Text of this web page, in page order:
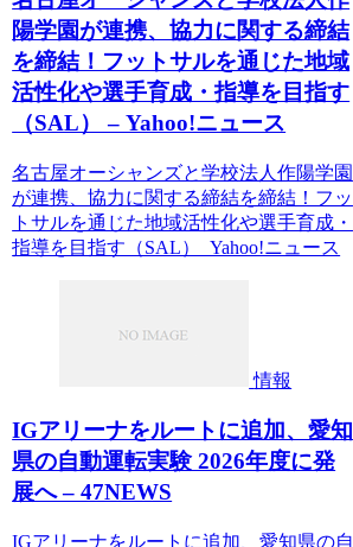
陽学園が連携、協力に関する締結
を締結！フットサルを通じた地域
活性化や選手育成・指導を目指す
（SAL） – Yahoo!ニュース
名古屋オーシャンズと学校法人作陽学園
が連携、協力に関する締結を締結！フッ
トサルを通じた地域活性化や選手育成・
指導を目指す（SAL） Yahoo!ニュース
情報
IGアリーナをルートに追加、愛知
県の自動運転実験 2026年度に発
展へ – 47NEWS
IGアリーナをルートに追加、愛知県の自